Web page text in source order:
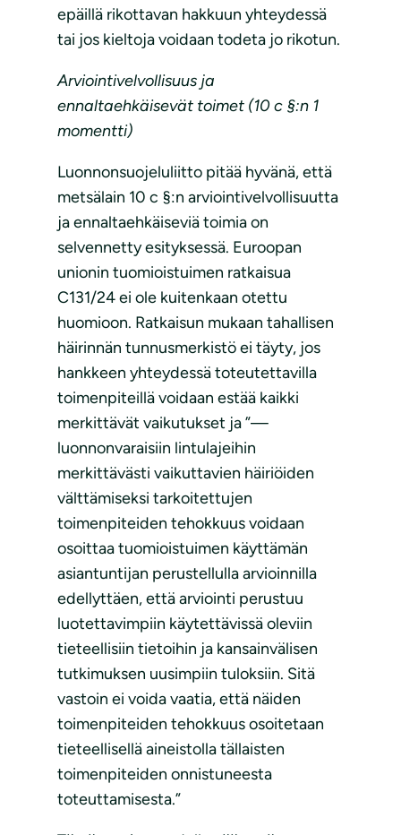
epäillä rikottavan hakkuun yhteydessä
tai jos kieltoja voidaan todeta jo rikotun.
Arviointivelvollisuus ja
ennaltaehkäisevät toimet (10 c §:n 1
momentti)
Luonnonsuojeluliitto pitää hyvänä, että
metsälain 10 c §:n arviointivelvollisuutta
ja ennaltaehkäiseviä toimia on
selvennetty esityksessä. Euroopan
unionin tuomioistuimen ratkaisua
C131/24 ei ole kuitenkaan otettu
huomioon. Ratkaisun mukaan tahallisen
häirinnän tunnusmerkistö ei täyty, jos
hankkeen yhteydessä toteutettavilla
toimenpiteillä voidaan estää kaikki
merkittävät vaikutukset ja ”—
luonnonvaraisiin lintulajeihin
merkittävästi vaikuttavien häiriöiden
välttämiseksi tarkoitettujen
toimenpiteiden tehokkuus voidaan
osoittaa tuomioistuimen käyttämän
asiantuntijan perustellulla arvioinnilla
edellyttäen, että arviointi perustuu
luotettavimpiin käytettävissä oleviin
tieteellisiin tietoihin ja kansainvälisen
tutkimuksen uusimpiin tuloksiin. Sitä
vastoin ei voida vaatia, että näiden
toimenpiteiden tehokkuus osoitetaan
tieteellisellä aineistolla tällaisten
toimenpiteiden onnistuneesta
toteuttamisesta.”